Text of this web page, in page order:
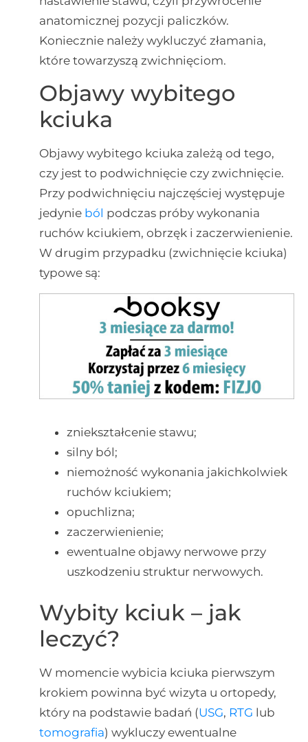
anatomicznej pozycji paliczków.
Koniecznie należy wykluczyć złamania,
które towarzyszą zwichnięciom.
Objawy wybitego
kciuka
Objawy wybitego kciuka zależą od tego,
czy jest to podwichnięcie czy zwichnięcie.
Przy podwichnięciu najczęściej występuje
jedynie ból podczas próby wykonania
ruchów kciukiem, obrzęk i zaczerwienienie.
W drugim przypadku (zwichnięcie kciuka)
typowe są:
zniekształcenie stawu;
silny ból;
niemożność wykonania jakichkolwiek
ruchów kciukiem;
opuchlizna;
zaczerwienienie;
ewentualne objawy nerwowe przy
uszkodzeniu struktur nerwowych.
Wybity kciuk – jak
leczyć?
W momencie wybicia kciuka pierwszym
krokiem powinna być wizyta u ortopedy,
który na podstawie badań (USG, RTG lub
tomografia) wykluczy ewentualne